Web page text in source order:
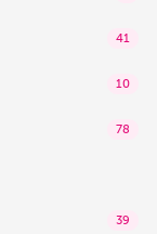
41
10
78
39